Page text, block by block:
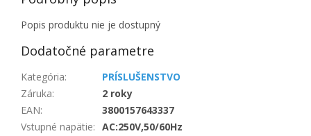
Popis produktu nie je dostupný
Dodatočné parametre
Kategória:
PRÍSLUŠENSTVO
Záruka:
2 roky
EAN:
3800157643337
Vstupné napätie: AC:250V,50/60Hz